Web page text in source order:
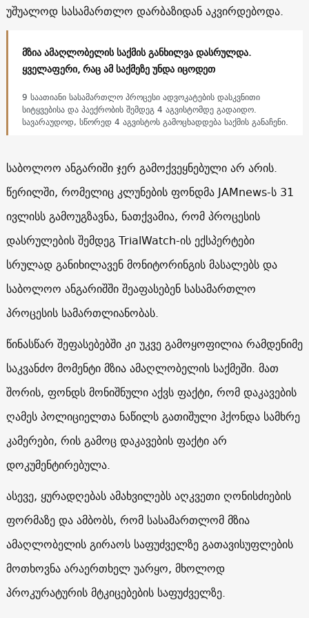
უშუალოდ სასამართლო დარბაზიდან აკვირდებოდა.
მზია ამაღლობელის საქმის განხილვა დასრულდა.
ყველაფერი, რაც ამ საქმეზე უნდა იცოდეთ
9 საათიანი სასამართლო პროცესი ადვოკატების დასკვნითი
სიტყვებისა და პაექრობის შემდეგ 4 აგვისტომდე გადაიდო.
სავარაუდოდ, სწორედ 4 აგვისტოს გამოცხადდება საქმის განაჩენი.
საბოლოო ანგარიში ჯერ გამოქვეყნებული არ არის.
წერილში, რომელიც კლუნების ფონდმა JAMnews-ს 31
ივლისს გამოუგზავნა, ნათქვამია, რომ პროცესის
დასრულების შემდეგ TrialWatch-ის ექსპერტები
სრულად განიხილავენ მონიტორინგის მასალებს და
საბოლოო ანგარიშში შეაფასებენ სასამართლო
პროცესის სამართლიანობას.
წინასწარ შეფასებებში კი უკვე გამოყოფილია რამდენიმე
საკვანძო მომენტი მზია ამაღლობელის საქმეში. მათ
შორის, ფონდს მონიშნული აქვს ფაქტი, რომ დაკავების
ღამეს პოლიციელთა ნაწილს გათიშული ჰქონდა სამხრე
კამერები, რის გამოც დაკავების ფაქტი არ
დოკუმენტირებულა.
ასევე, ყურადღებას ამახვილებს აღკვეთი ღონისძიების
ფორმაზე და ამბობს, რომ სასამართლომ მზია
ამაღლობელის გირაოს საფუძველზე გათავისუფლების
მოთხოვნა არაერთხელ უარყო, მხოლოდ
პროკურატურის მტკიცებების საფუძველზე.